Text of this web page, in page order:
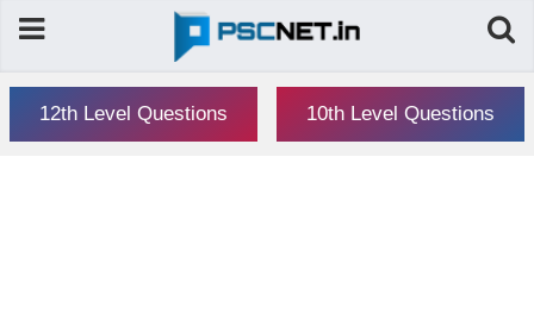
12th Level Questions 10th Level Questions